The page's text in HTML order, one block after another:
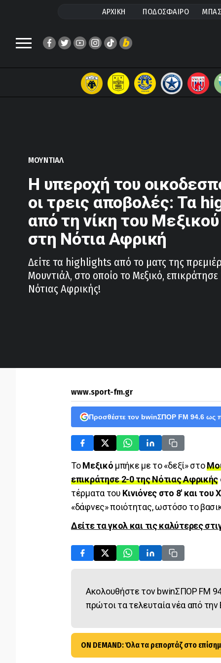
ΑΡΧΙΚΗ ΠΟΔΟΣΦΑΙΡΟ
ΜΟΥΝΤΙΑΛ
Η υπεροχή του
οι τρεις αποβολές: Τα
από τη νίκη του
στη Νότια Αφρική
Δείτε τα highlights από το ματς της
Μουντιάλ, στο οποίο το Μεξικό,
Νότιας Αφρικής!
www.sport-fm.gr
Προσθέστε τον bwinΣΠΟΡ FM 94.6 ως
ΤοΜεξικό μπήκε με το «δεξί» στο
επικράτησε 2-0 της Νότιας Αφρικής
τέρματα του Κινιόνες στο 8' και του
«δάφνες» ποιότητας, ωστόσο το
Δείτε τα γκολ και τις καλύτερες
Ακολουθήστε τον bwinΣΠΟΡ FM
πρώτοι τα τελευταία νέα από την
ON DEMAND: Όλα τα ρεπορτάζ στο